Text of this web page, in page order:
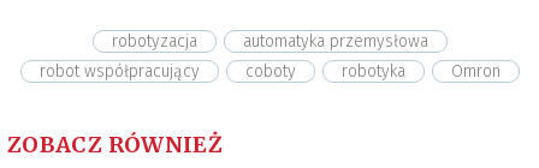
robotyzacja
automatyka przemysłowa
robot współpracujący
coboty robotyka Omron
ZOBACZ RÓWNIEŻ